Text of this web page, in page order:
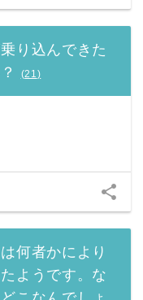
り込んできた
(21)
share
何者かにより
ようです。な